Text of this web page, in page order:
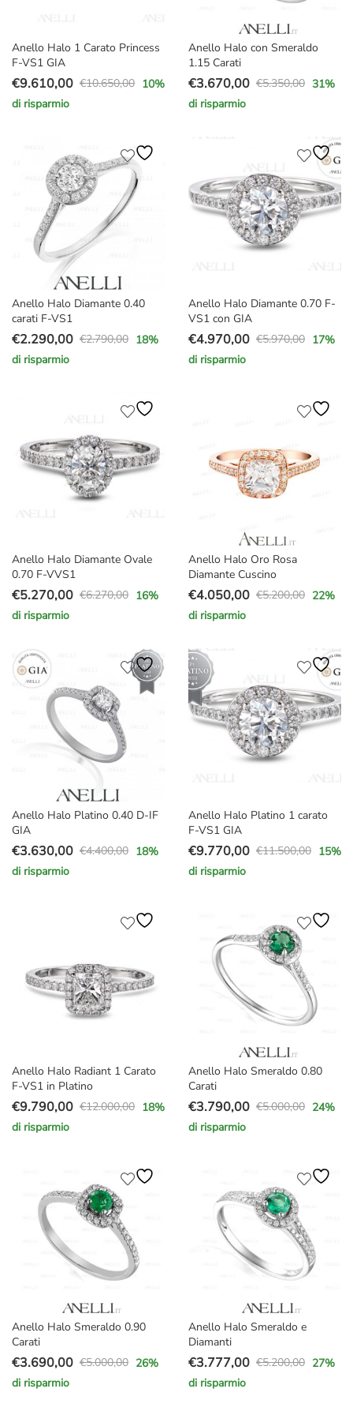
Anello Halo 1 Carato Princess
F-VS1 GIA
€10.650,00
Il
prezzo
€10.650,00.
€9.610,00
Il
prezzo
€9.610,00.
10%
di risparmio
Anello Halo con Smeraldo
1.15 Carati
€5.350,00
Il
prezzo
€5.350,00.
€3.670,00
Il
prezzo
€3.670,00.
31%
di risparmio
Anello Halo Diamante 0.40
carati F-VS1
€2.790,00
Il
prezzo
€2.290,00
Il
prezzo
18%
di risparmio
Anello Halo Diamante 0.70 F-
VS1 con GIA
€5.970,00
Il
prezzo
€4.970,00
Il
prezzo
17%
di risparmio
Anello Halo Diamante Ovale
0.70 F-VVS1
€6.270,00
Il
prezzo
era:
€6.270,00.
€5.270,00
Il
prezzo
è:
€5.270,00.
16%
di risparmio
Anello Halo Oro Rosa
Diamante Cuscino
€5.200,00
Il
prezzo
era:
€5.200,00.
€4.050,00
Il
prezzo
è:
€4.050,00.
22%
di risparmio
Anello Halo Platino 0.40 D-IF
GIA
€4.400,00
Il
prezzo
€3.630,00
Il
prezzo
18%
di risparmio
Anello Halo Platino 1 carato
F-VS1 GIA
€11.500,00
Il
prezzo
€11.500,00.
€9.770,00
Il
prezzo
€9.770,00.
15%
di risparmio
Anello Halo Radiant 1 Carato
F-VS1 in Platino
€12.000,00
Il
prezzo
€12.000,00.
€9.790,00
Il
prezzo
€9.790,00.
18%
di risparmio
Anello Halo Smeraldo 0.80
Carati
€5.000,00
Il
prezzo
€5.000,00.
€3.790,00
Il
prezzo
€3.790,00.
24%
di risparmio
Anello Halo Smeraldo 0.90
Carati
€5.000,00
Il
prezzo
€3.690,00
Il
prezzo
26%
di risparmio
Anello Halo Smeraldo e
Diamanti
€5.200,00
Il
prezzo
€3.777,00
Il
prezzo
27%
di risparmio